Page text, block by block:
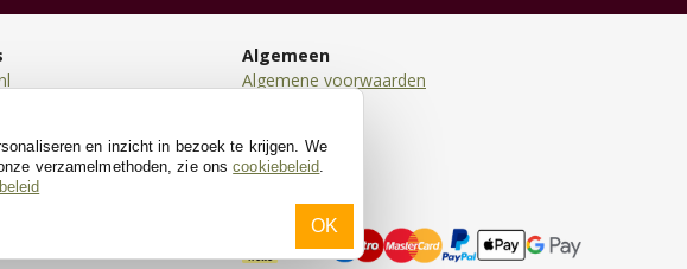
Algemeen
Algemene voorwaarden
Cookies
en inzicht in bezoek te krijgen. We
verzamelmethoden, zie onscookiebeleid
OK